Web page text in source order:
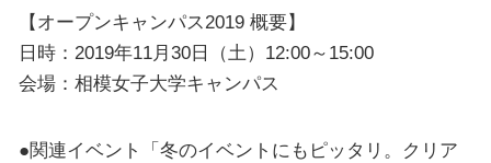
【オープンキャンパス2019 概要】
日時：2019年11月30日（土）12:00～15:00
会場：相模女子大学キャンパス
●関連イベント「冬のイベントにもピッタリ。クリア